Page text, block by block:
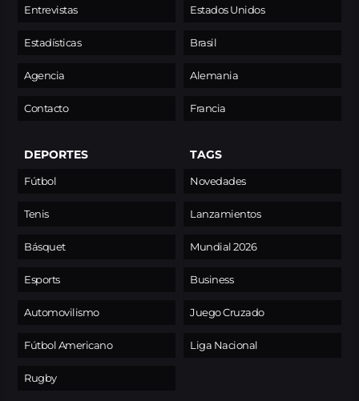
Entrevistas
Estadísticas
Agencia
Contacto
Estados Unidos
Brasil
Alemania
Francia
DEPORTES
Fútbol
Tenis
Básquet
Esports
Automovilismo
Fútbol Americano
Rugby
TAGS
Novedades
Lanzamientos
Mundial 2026
Business
Juego Cruzado
Liga Nacional